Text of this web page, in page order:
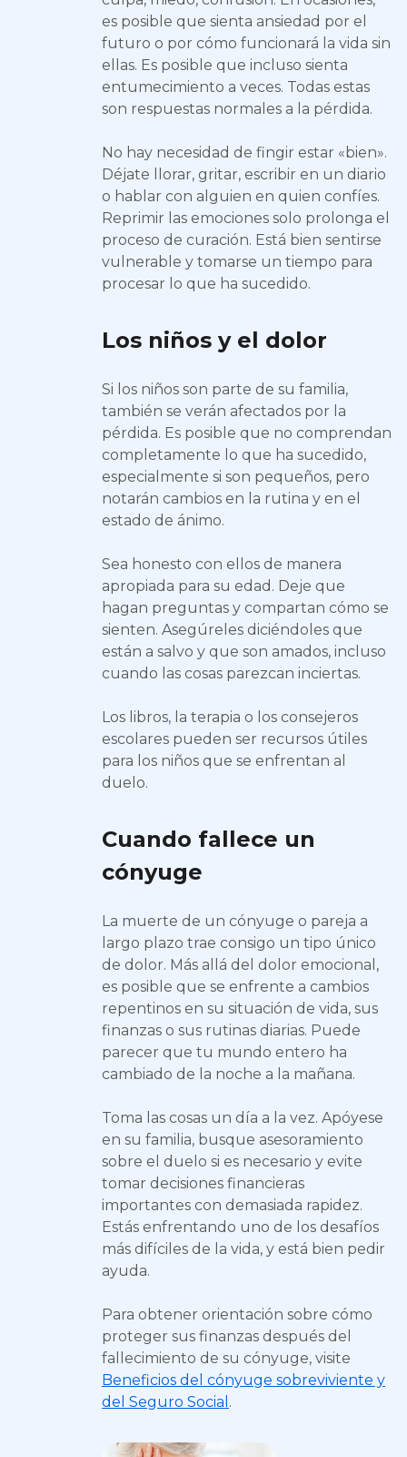
es posible que sienta ansiedad por el
futuro o por cómo funcionará la vida sin
ellas. Es posible que incluso sienta
entumecimiento a veces. Todas estas
son respuestas normales a la pérdida.
No hay necesidad de fingir estar «bien».
Déjate llorar, gritar, escribir en un diario
o hablar con alguien en quien confíes.
Reprimir las emociones solo prolonga el
proceso de curación. Está bien sentirse
vulnerable y tomarse un tiempo para
procesar lo que ha sucedido.
Los niños y el dolor
Si los niños son parte de su familia,
también se verán afectados por la
pérdida. Es posible que no comprendan
completamente lo que ha sucedido,
especialmente si son pequeños, pero
notarán cambios en la rutina y en el
estado de ánimo.
Sea honesto con ellos de manera
apropiada para su edad. Deje que
hagan preguntas y compartan cómo se
sienten. Asegúreles diciéndoles que
están a salvo y que son amados, incluso
cuando las cosas parezcan inciertas.
Los libros, la terapia o los consejeros
escolares pueden ser recursos útiles
para los niños que se enfrentan al
duelo.
Cuando fallece un
cónyuge
La muerte de un cónyuge o pareja a
largo plazo trae consigo un tipo único
de dolor. Más allá del dolor emocional,
es posible que se enfrente a cambios
repentinos en su situación de vida, sus
finanzas o sus rutinas diarias. Puede
parecer que tu mundo entero ha
cambiado de la noche a la mañana.
Toma las cosas un día a la vez. Apóyese
en su familia, busque asesoramiento
sobre el duelo si es necesario y evite
tomar decisiones financieras
importantes con demasiada rapidez.
Estás enfrentando uno de los desafíos
más difíciles de la vida, y está bien pedir
ayuda.
Para obtener orientación sobre cómo
proteger sus finanzas después del
fallecimiento de su cónyuge, visite
Beneficios del cónyuge sobreviviente y
del Seguro Social .